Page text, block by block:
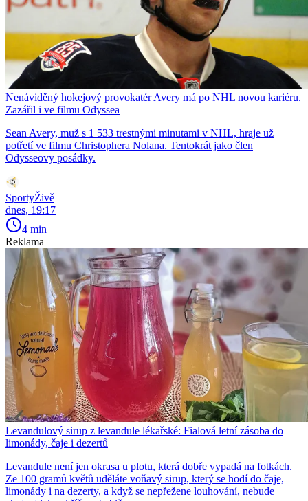
Nenáviděný hokejový provokatér Avery má po NHL novou kariéru.
Zazářil i ve filmu Odyssea
Sean Avery, muž s 1 533 trestnými minutami v NHL, hraje už
potřetí ve filmu Christophera Nolana. Tentokrát jako člen
Odysseovy posádky.
SportyŽivě
dnes, 19:17
4 min
Reklama
Levandulový sirup z levandule lékařské: Fialová letní zásoba do
limonády, čaje i dezertů
Levandule není jen okrasa u plotu, která dobře vypadá na fotkách.
Ze 100 gramů květů uděláte voňavý sirup, který se hodí do čaje,
limonády i na dezerty, a když se nepřežene louhování, nebude